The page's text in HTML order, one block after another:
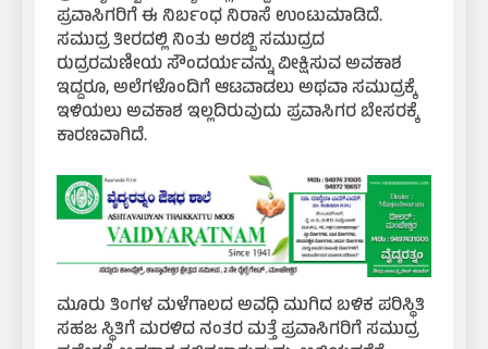
ಪ್ರವಾಸಿಗರಿಗೆ ಈ ನಿರ್ಬಂಧ ನಿರಾಸೆ ಉಂಟುಮಾಡಿದೆ.
ಸಮುದ್ರ ತೀರದಲ್ಲಿ ನಿಂತು ಅರಬ್ಬಿ ಸಮುದ್ರದ
ರುದ್ರರಮಣೀಯ ಸೌಂದರ್ಯವನ್ನು ವೀಕ್ಷಿಸುವ ಅವಕಾಶ
ಇದ್ದರೂ, ಅಲೆಗಳೊಂದಿಗೆ ಆಟವಾಡಲು ಅಥವಾ ಸಮುದ್ರಕ್ಕೆ
ಇಳಿಯಲು ಅವಕಾಶ ಇಲ್ಲದಿರುವುದು ಪ್ರವಾಸಿಗರ ಬೇಸರಕ್ಕೆ
ಕಾರಣವಾಗಿದೆ.
ಮೂರು ತಿಂಗಳ ಮಳೆಗಾಲದ ಅವಧಿ ಮುಗಿದ ಬಳಿಕ ಪರಿಸ್ಥಿತಿ
ಸಹಜ ಸ್ಥಿತಿಗೆ ಮರಳಿದ ನಂತರ ಮತ್ತೆ ಪ್ರವಾಸಿಗರಿಗೆ ಸಮುದ್ರ